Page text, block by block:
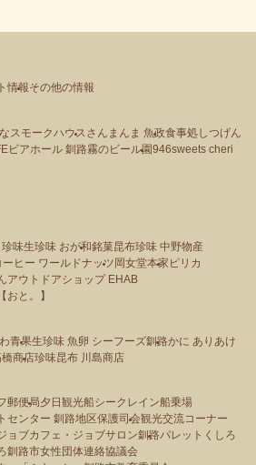
情報その他の情報
スモークハウス さんまんま 魚政食事処しつげん
ビアホール 釧路霧のビール園946sweets cheri
珍味生珍味 おが和銘菓昆布珍味 中野物産
ーヒー ワールドナッツ 岡女堂本家 ピリカ
アウトドアショップ EHAB
おと。】
青果生珍味 魚卵 シーフーズ釧路かに ありあけ
商店珍味昆布 川島商店
郵便局夕日観光船シークレイン船乗場
センター 釧路地区保護司会観光交流コーナー
ョブカフェ・ジョブサロン釧路パレットくしろ
釧路市女性団体連絡協議会